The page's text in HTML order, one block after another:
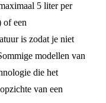
5 liter per
of een
is zodat je niet
modellen van
die het
van een